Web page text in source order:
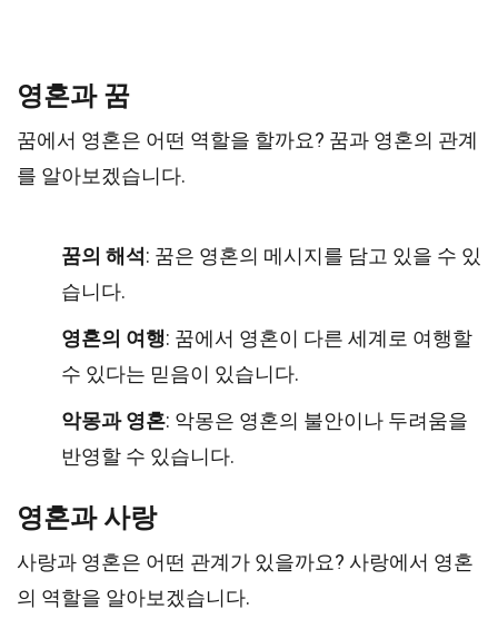
영혼과 꿈
꿈에서 영혼은 어떤 역할을 할까요? 꿈과 영혼의 관계
를 알아보겠습니다.
꿈의 해석 : 꿈은 영혼의 메시지를 담고 있을 수 있
습니다.
영혼의 여행: 꿈에서 영혼이 다른 세계로 여행할
수 있다는 믿음이 있습니다.
악몽과 영혼: 악몽은 영혼의 불안이나 두려움을
반영할 수 있습니다.
영혼과 사랑
사랑과 영혼은 어떤 관계가 있을까요? 사랑에서 영혼
의 역할을 알아보겠습니다.